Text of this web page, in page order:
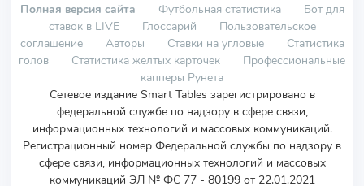
Полная версия сайта Футбольная статистика
Бот для
ставок в LIVE
Глоссарий
Пользовательское
соглашение
Авторы Ставки на угловые
Статистика
голов
Статистика желтых карточек
Профессиональные
капперы Рунета
Сетевое издание Smart Tables зарегистрировано в
федеральной службе по надзору в сфере связи,
информационных технологий и массовых коммуникаций.
Регистрационный номер Федеральной службы по надзору в
сфере связи, информационных технологий и массовых
коммуникаций ЭЛ № ФС 77 - 80199 от 22.01.2021